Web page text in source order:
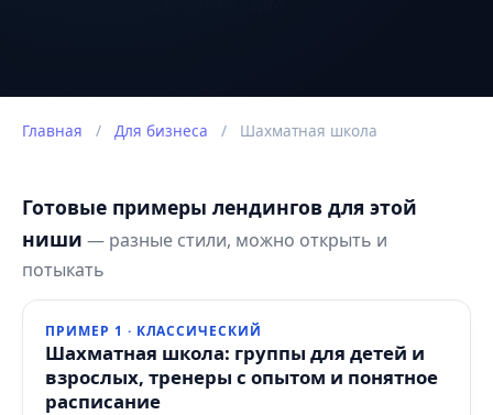
Главная / Для бизнеса / Шахматная школа
Готовые примеры лендингов для этой
ниши — разные стили, можно открыть и
потыкать
ПРИМЕР 1 · КЛАССИЧЕСКИЙ
Шахматная школа: группы для детей и
взрослых, тренеры с опытом и понятное
расписание